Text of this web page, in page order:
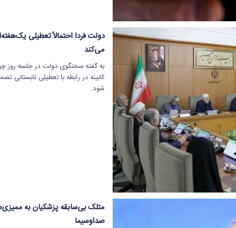
دولت فردا احتمالاً تعطیلی
می‌کند
به گفته سخنگوی دولت در جلسه روز
کابینه در رابطه با تعطیلی تابستانی
شود.
متلک بی‌سابقه پزشکیان به
صداوسیما